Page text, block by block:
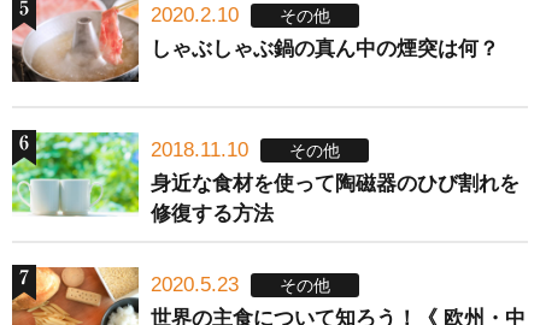
2020.2.10 その他
しゃぶしゃぶ鍋の真ん中の煙突は何？
2018.11.10 その他
身近な食材を使って陶磁器のひび割れを
修復する方法
2020.5.23 その他
世界の主食について知ろう！《 欧州・中